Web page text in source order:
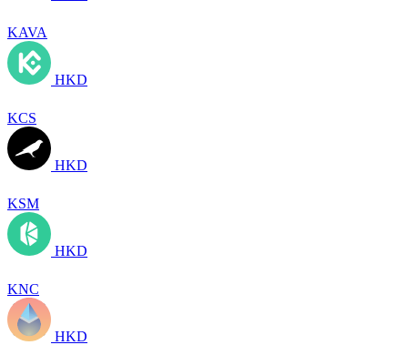
KAVA
HKD
KCS
HKD
KSM
HKD
KNC
HKD